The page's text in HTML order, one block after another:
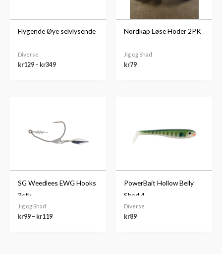
Flygende Øye selvlysende
Diverse
kr129 – kr349
Nordkap Løse Hoder 2PK
Jig og Shad
kr79
SG Weedlees EWG Hooks
3stk
Jig og Shad
kr99 – kr119
kr119
PowerBait Hollow Belly
Shad 4
Diverse
kr89